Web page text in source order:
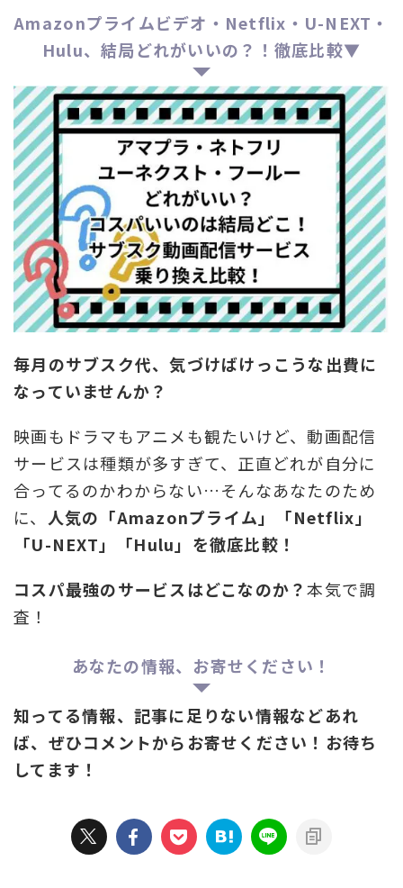
Amazonプライムビデオ・Netflix・U-NEXT・
Hulu、結局どれがいいの？！徹底比較▼
毎月のサブスク代、気づけばけっこうな出費に
なっていませんか？
映画もドラマもアニメも観たいけど、動画配信
サービスは種類が多すぎて、正直どれが自分に
合ってるのかわからない…そんなあなたのため
に、 人気の「Amazonプライム」「Netflix」
「U-NEXT」「Hulu」を徹底比較！
コスパ最強のサービスはどこなのか？本気で調
査！
あなたの情報、お寄せください！
知ってる情報、記事に足りない情報などあれ
ば、ぜひコメントからお寄せください！お待ち
してます！